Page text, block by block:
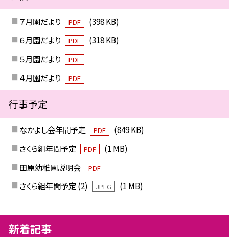
７月園だより PDF
(398 KB)
６月園だより
PDF
(318 KB)
５月園だより
PDF
４月園だより PDF
行事予定
なかよし会年間予定 PDF
(849 KB)
さくら組年間予定
PDF
(1 MB)
田原幼稚園説明会
PDF
さくら組年間予定 (2) JPEG (1 MB)
新着記事